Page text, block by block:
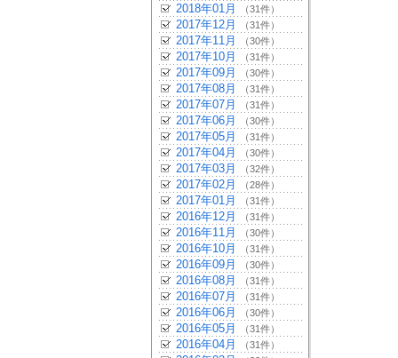
2018年01月 （31件）
2017年12月 （31件）
2017年11月 （30件）
2017年10月 （31件）
2017年09月 （30件）
2017年08月 （31件）
2017年07月 （31件）
2017年06月 （30件）
2017年05月 （31件）
2017年04月 （30件）
2017年03月 （32件）
2017年02月 （28件）
2017年01月 （31件）
2016年12月 （31件）
2016年11月 （30件）
2016年10月 （31件）
2016年09月 （30件）
2016年08月 （31件）
2016年07月 （31件）
2016年06月 （30件）
2016年05月 （31件）
2016年04月 （31件）